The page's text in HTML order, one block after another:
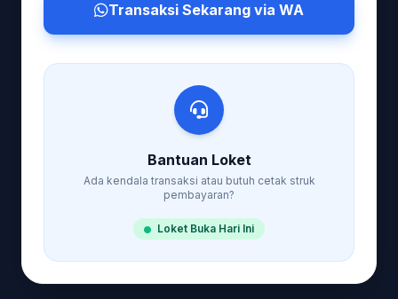
Transaksi Sekarang via WA
Bantuan Loket
Ada kendala transaksi atau butuh cetak struk
pembayaran?
Loket Buka Hari Ini